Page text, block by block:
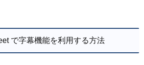
で字幕機能を利用する方法